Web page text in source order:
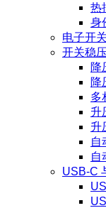
热
身
电子开关
开关稳
降
降
多
升
升
自
自
USB-C